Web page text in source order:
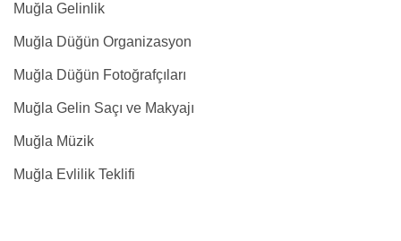
Muğla Gelinlik
Muğla Düğün Organizasyon
Muğla Düğün Fotoğrafçıları
Muğla Gelin Saçı ve Makyajı
Muğla Müzik
Muğla Evlilik Teklifi